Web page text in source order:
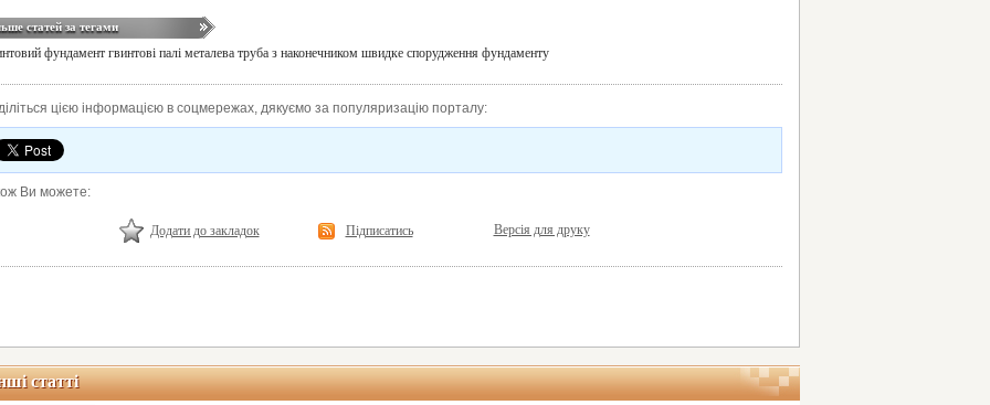
статей за тегами
фундамент гвинтові палі металева труба з наконечником швидке спорудження фундаменту
цією інформацією в соцмережах, дякуємо за популяризацію порталу:
Ви можете:
Додати до закладок Підписатись Версія для друку
статті